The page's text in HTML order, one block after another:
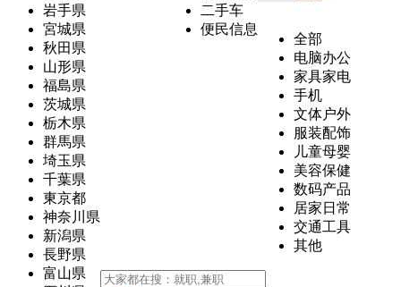
岩手県
宮城県
秋田県
山形県
福島県
茨城県
栃木県
群馬県
埼玉県
千葉県
東京都
神奈川県
新潟県
長野県
富山県
二手车
便民信息
全部
电脑办公
家具家电
手机
文体户外
服装配饰
儿童母婴
美容保健
数码产品
居家日常
交通工具
其他